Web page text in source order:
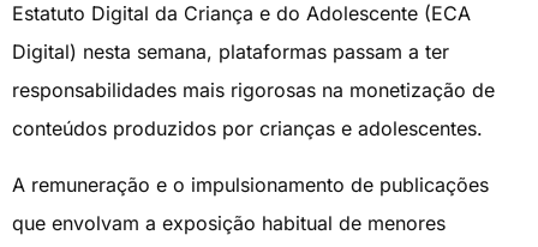
Estatuto Digital da Criança e do Adolescente (ECA
Digital) nesta semana, plataformas passam a ter
responsabilidades mais rigorosas na monetização de
conteúdos produzidos por crianças e adolescentes.
A remuneração e o impulsionamento de publicações
que envolvam a exposição habitual de menores